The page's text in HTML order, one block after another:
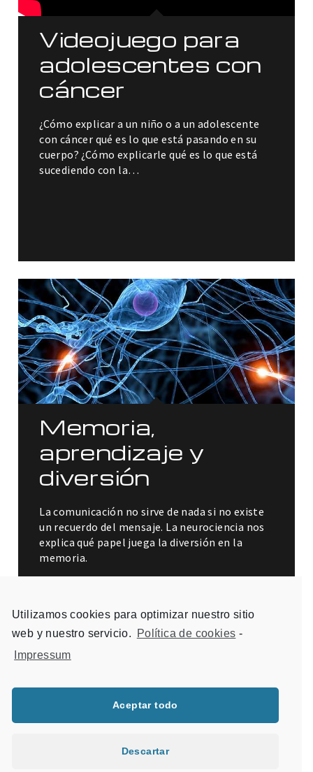
Videojuego para
adolescentes con
cáncer
¿Cómo explicar a un niño o a un adolescente
con cáncer qué es lo que está pasando en su
cuerpo? ¿Cómo explicarle qué es lo que está
sucediendo con la…
Memoria,
aprendizaje y
diversión
La comunicación no sirve de nada si no existe
un recuerdo del mensaje. La neurociencia nos
explica qué papel juega la diversión en la
memoria.
Utilizamos cookies para optimizar nuestro sitio
web y nuestro servicio.
Política de cookies -
Impressum
Aceptar todo
Descartar